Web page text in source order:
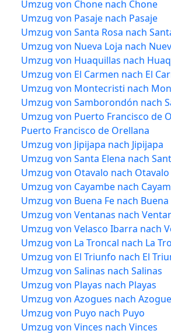
Umzug von Chone nach Chone
Umzug von Pasaje nach Pasaje
Umzug von Santa Rosa nach
Umzug von Nueva Loja nach
Umzug von Huaquillas nach
Umzug von El Carmen nach El
Umzug von Montecristi nach
Umzug von Samborondón nach
Umzug von Puerto Francisco de
Puerto Francisco de Orellana
Umzug von Jipijapa nach Jipijapa
Umzug von Santa Elena nach
Umzug von Otavalo nach Otavalo
Umzug von Cayambe nach
Umzug von Buena Fe nach Buena
Umzug von Ventanas nach
Umzug von Velasco Ibarra nach
Umzug von La Troncal nach La
Umzug von El Triunfo nach El
Umzug von Salinas nach Salinas
Umzug von Playas nach Playas
Umzug von Azogues nach
Umzug von Puyo nach Puyo
Umzug von Vinces nach Vinces